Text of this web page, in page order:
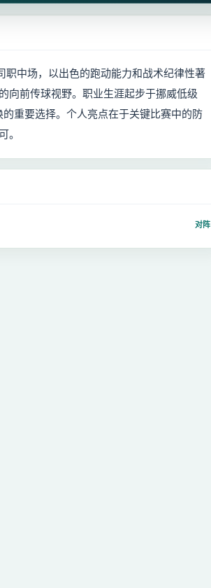
中场，以出色的跑动能力和战术纪律性著
向前传球视野。职业生涯起步于挪威低级
重要选择。个人亮点在于关键比赛中的防
。
对阵